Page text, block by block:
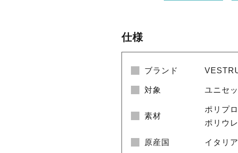
仕様
ブランド
対象 ユニセ
素材
ポリプ
ポリウ
原産国 イタリア